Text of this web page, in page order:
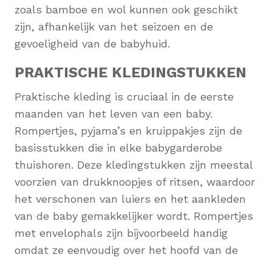
zoals bamboe en wol kunnen ook geschikt
zijn, afhankelijk van het seizoen en de
gevoeligheid van de babyhuid.
PRAKTISCHE KLEDINGSTUKKEN
Praktische kleding is cruciaal in de eerste
maanden van het leven van een baby.
Rompertjes, pyjama’s en kruippakjes zijn de
basisstukken die in elke babygarderobe
thuishoren. Deze kledingstukken zijn meestal
voorzien van drukknoopjes of ritsen, waardoor
het verschonen van luiers en het aankleden
van de baby gemakkelijker wordt. Rompertjes
met envelophals zijn bijvoorbeeld handig
omdat ze eenvoudig over het hoofd van de